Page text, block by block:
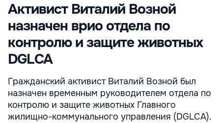
Активист Виталий Возной
назначен врио отдела по
контролю и защите животных
DGLCA
Гражданский активист Виталий Возной был
назначен временным руководителем отдела по
контролю и защите животных Главного
жилищно-коммунального управления (DGLCA).